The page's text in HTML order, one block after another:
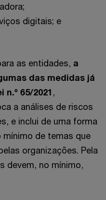
digitais; e
as entidades, a
das medidas já
65/2021 ,
a análises de riscos
e inclui de uma forma
de temas que
organizações. Pela
devem, no mínimo,